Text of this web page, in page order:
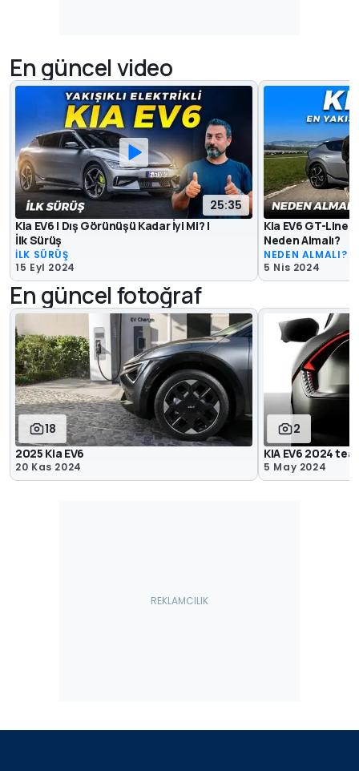
En güncel video
25:35
Kia EV6 | Dış Görünüşü Kadar İyi Mi? |
İlk Sürüş
İLK SÜRÜŞ
15 Eyl 2024
Kia EV6 GT-Line |
Neden Almalı?
NEDEN ALMALI?
5 Nis 2024
En güncel fotoğraf
18
2025 Kia EV6
20 Kas 2024
2
KIA EV6 2024
5 May 2024